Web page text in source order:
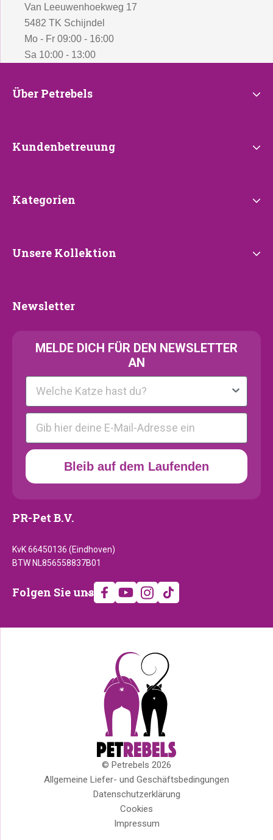
Van Leeuwenhoekweg 17
5482 TK Schijndel
Mo - Fr 09:00 - 16:00
Sa 10:00 - 13:00
Über
Über Petrebels
Kundenbetreuung
Kundenbetreuung
Kategorien
Kategorien
Unsere
Unsere Kollektion
Newsletter
Newsletter
MELDE DICH FÜR DEN NEWSLETTER
AN
Kattenras
E-mail
Bleib auf dem Laufenden
PR-Pet B.V.
KvK 66450136 (Eindhoven)
BTW NL856558837B01
Folgen
uns
Folgen Sie uns
© Petrebels 2026
Copyright
Allgemeine Liefer- und Geschäftsbedingungen
Datenschutzerklärung
Cookies
Impressum